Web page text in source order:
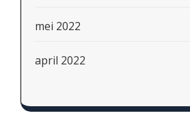
mei 2022
april 2022